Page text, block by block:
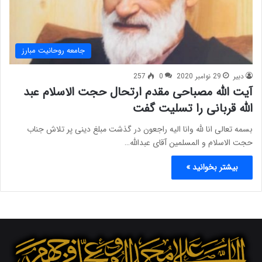
جامعه روحانیت مبارز
دبیر 29 نوامبر 2020 0
257
آیت الله مصباحی مقدم ارتحال حجت الاسلام عبد
الله قربانی را تسلیت گفت
بسمه تعالی انا لله وانا الیه راجعون در گذشت مبلغ دینی پر تلاش جناب
حجت الاسلام و المسلمین آقای عبدالله…
بیشتر بخوانید »